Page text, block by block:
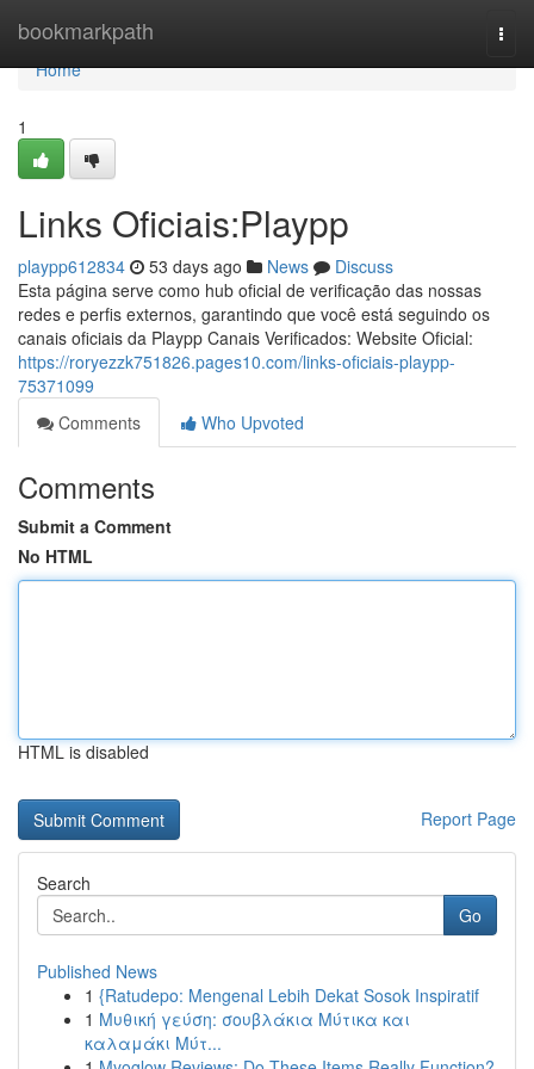
bookmarkpath
Home
Home
1
Links Oficiais:Playpp
playpp612834 53 days ago News
Discuss
Esta página serve como hub oficial de verificação das nossas
redes e perfis externos, garantindo que você está seguindo os
canais oficiais da Playpp Canais Verificados: Website Oficial:
https://roryezzk751826.pages10.com/links-oficiais-playpp-
75371099
Comments
Who Upvoted
Comments
Submit a Comment
No HTML
HTML is disabled
Report Page
Search
Go
Published News
1 {Ratudepo: Mengenal Lebih Dekat Sosok Inspiratif
1 Μυθική γεύση: σουβλάκια Μύτικα και
καλαμάκι Μύτ...